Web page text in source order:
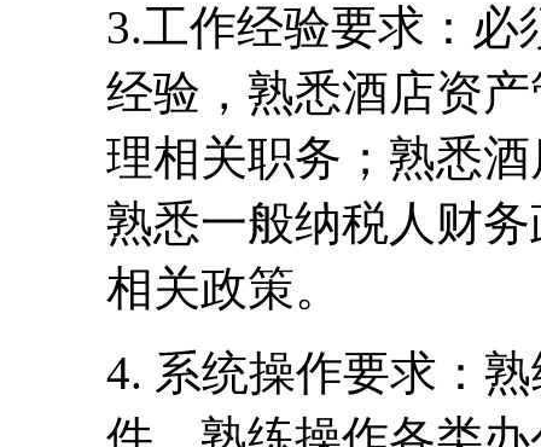
3.工作经验要求：必
经验，熟悉酒店资
理相关职务；熟悉
熟悉一般纳税人财
相关政策。
4. 系统操作要求：